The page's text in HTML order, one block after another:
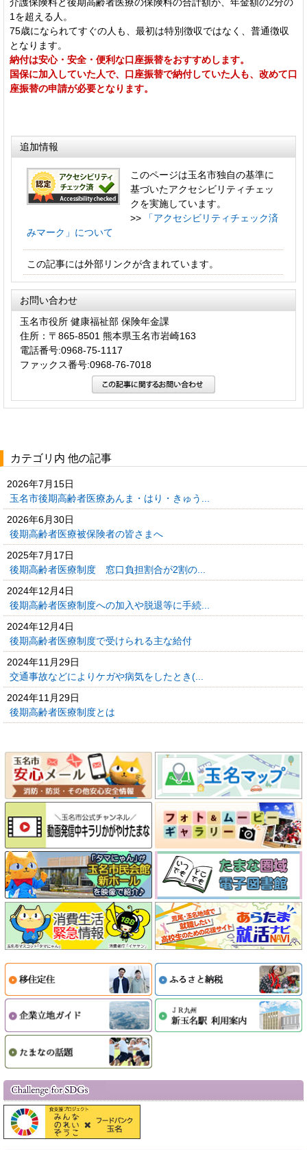
介護保険料と後期高齢者医療の保険料の合計額が、年金額の2分の
1を超える人。
75歳になられてすぐの人も、最初は特別徴収ではなく、普通徴収
となります。
納付は安心・安全・便利な口座振替をおすすめします。
国保に加入していた人で、口座振替で納付していた人も、改めて口
座振替の申請が必要となります。
追加情報
このページは玉名市独自の基準に
基づいたアクセシビリティチェッ
クを実施しています。
>>
「アクセシビリティチェック済
みマーク」について
この記事には外部リンクが含まれています。
お問い合わせ
玉名市役所 健康福祉部 保険年金課
住所：〒865-8501 熊本県玉名市岩崎163
電話番号:0968-75-1117
ファックス番号:0968-76-7018
カテゴリ内 他の記事
2026年7月15日
玉名市後期高齢者医療あんま・はり・きゅう...
2026年6月30日
後期高齢者医療被保険者の皆さまへ
2025年7月17日
後期高齢者医療制度 窓口負担割合が2割の...
2024年12月4日
後期高齢者医療制度への加入や脱退等に手続...
2024年12月4日
後期高齢者医療制度で受けられる主な給付
2024年11月29日
交通事故などによりケガや病気をしたとき(...
2024年11月29日
後期高齢者医療制度とは